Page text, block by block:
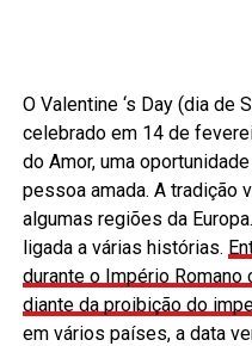
O Valentine ‘s Day (dia de
celebrado em 14 de
do Amor, uma
pessoa amada. A tradição
algumas regiões da
ligada a várias histórias.
durante o Império
diante da proibição do
em vários países, a data